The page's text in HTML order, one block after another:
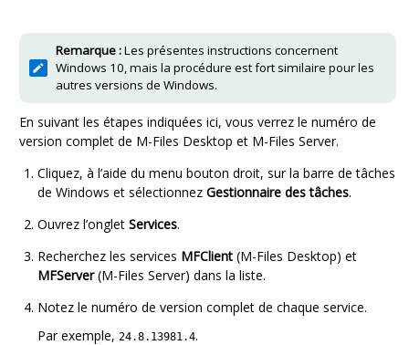
Remarque :Les présentes instructions concernent
Windows 10, mais la procédure est fort similaire pour les
autres versions de Windows.
En suivant les étapes indiquées ici, vous verrez le numéro de
version complet de M-Files Desktop et M-Files Server.
Cliquez, à l’aide du menu bouton droit, sur la barre de tâches
de Windows et sélectionnez Gestionnaire des tâches.
Ouvrez l’onglet Services.
Recherchez les services MFClient (M-Files Desktop) et
MFServer(M-Files Server) dans la liste.
Notez le numéro de version complet de chaque service.
Par exemple, 24.8.13981.4.